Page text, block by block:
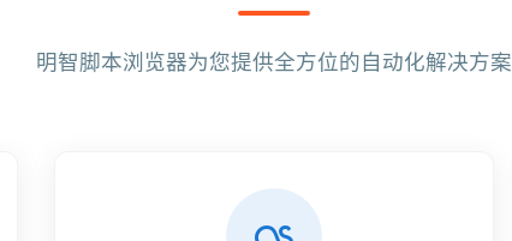
明智脚本浏览器为您提供全方位的自动化解决方案